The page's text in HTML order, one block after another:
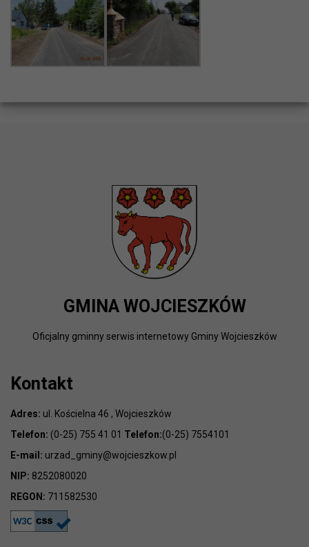
GMINA WOJCIESZKÓW
Oficjalny gminny serwis internetowy Gminy Wojcieszków
Kontakt
Adres: ul. Kościelna 46 , Wojcieszków
Telefon: (0-25) 755 41 01 Telefon:(0-25) 7554101
E-mail: urzad_gminy@wojcieszkow.pl
NIP: 8252080020
REGON: 711582530